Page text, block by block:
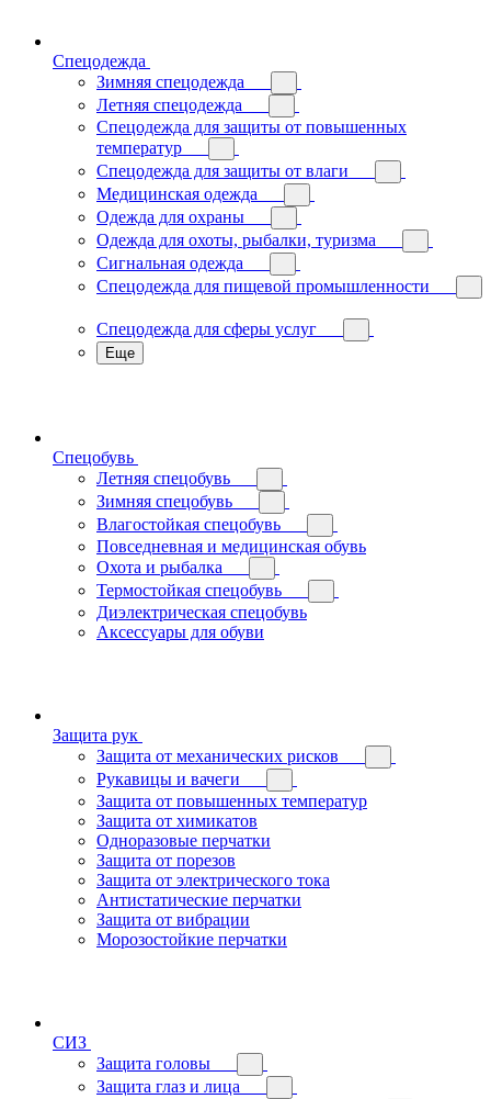
Спецодежда
Зимняя спецодежда
Летняя спецодежда
Спецодежда для защиты от повышенных
температур
Спецодежда для защиты от влаги
Медицинская одежда
Одежда для охраны
Одежда для охоты, рыбалки, туризма
Сигнальная одежда
Спецодежда для пищевой промышленности
Спецодежда для сферы услуг
Еще
Спецобувь
Летняя спецобувь
Зимняя спецобувь
Влагостойкая спецобувь
Повседневная и медицинская обувь
Охота и рыбалка
Термостойкая спецобувь
Диэлектрическая спецобувь
Аксессуары для обуви
Защита рук
Защита от механических рисков
Рукавицы и вачеги
Защита от повышенных температур
Защита от химикатов
Одноразовые перчатки
Защита от порезов
Защита от электрического тока
Антистатические перчатки
Защита от вибрации
Морозостойкие перчатки
СИЗ
Защита головы
Защита глаз и лица